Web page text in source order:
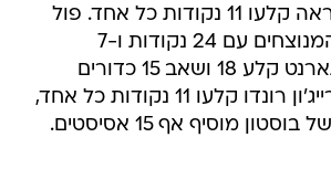
באטלר וג'יי ג'יי בראה קלעו 11 נקודות כל אחד. פול
פירס הוביל את המנוצחים עם 24 נקודות ו-7
ריבאונדים, קווין גארנט קלע 18 ושאב 15 כדורים
מהלוח, ריי אלן ורייג'ון רונדו קלעו 11 נקודות כל אחד,
מוסיף אף 15 אסיסטים.